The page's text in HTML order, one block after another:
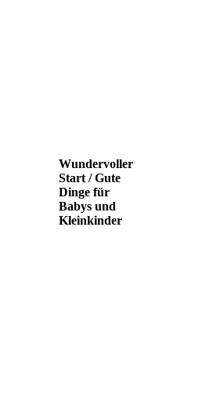
Wundervoller
Start /Gute
Dinge für
Babys und
Kleinkinder